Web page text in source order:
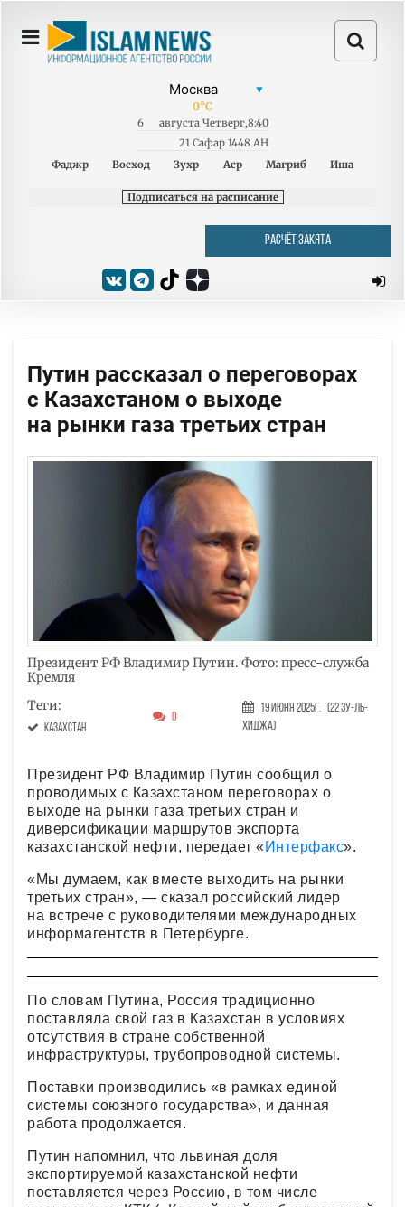
0°C
6 августа Четверг,8:40
21 Сафар 1448 AH
Фаджр
Восход Зухр Аср Магриб Иша
Подписаться на расписание
РАСЧЁТ ЗАКЯТА
Путин рассказал о переговорах
с Казахстаном о выходе
на рынки газа третьих стран
Президент РФ Владимир Путин. Фото: пресс-служба
Кремля
Теги:
Казахстан
0
19 Июня 2025г. (22 Зу-ль-
хиджа)
Президент РФ Владимир Путин сообщил о
проводимых с Казахстаном переговорах о
выходе на рынки газа третьих стран и
диверсификации маршрутов экспорта
казахстанской нефти, передает « Интерфакс».
«Мы думаем, как вместе выходить на рынки
третьих стран», — сказал российский лидер
на встрече с руководителями международных
информагентств в Петербурге.
По словам Путина, Россия традиционно
поставляла свой газ в Казахстан в условиях
отсутствия в стране собственной
инфраструктуры, трубопроводной системы.
Поставки производились «в рамках единой
системы союзного государства», и данная
работа продолжается.
Путин напомнил, что львиная доля
экспортируемой казахстанской нефти
поставляется через Россию, в том числе